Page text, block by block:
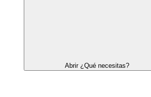
Abrir ¿Qué necesitas?